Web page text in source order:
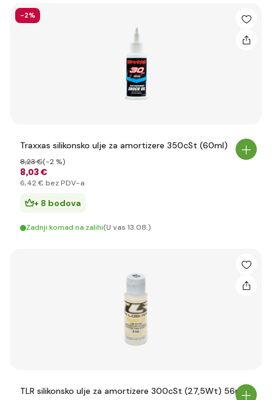
-2%
Traxxas silikonsko ulje za amortizere 350cSt (60ml)
8,03 €
8,23 €(-2 %)
6,42 € bez PDV-a
+ 8 bodova
Zadnji komad na zalihi(U vas 13.08.)
TLR silikonsko ulje za amortizere 300cSt (27,5Wt) 56ml